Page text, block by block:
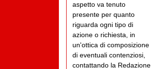
aspetto va tenuto
presente per quanto
riguarda ogni tipo di
azione o richiesta, in
un'ottica di composizione
di eventuali contenziosi,
contattando la Redazione